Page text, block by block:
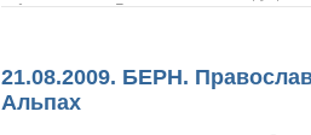
21.08.2009. БЕРН.
Альпах